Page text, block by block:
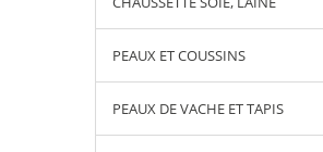
PEAUX ET COUSSINS
PEAUX DE VACHE ET TAPIS